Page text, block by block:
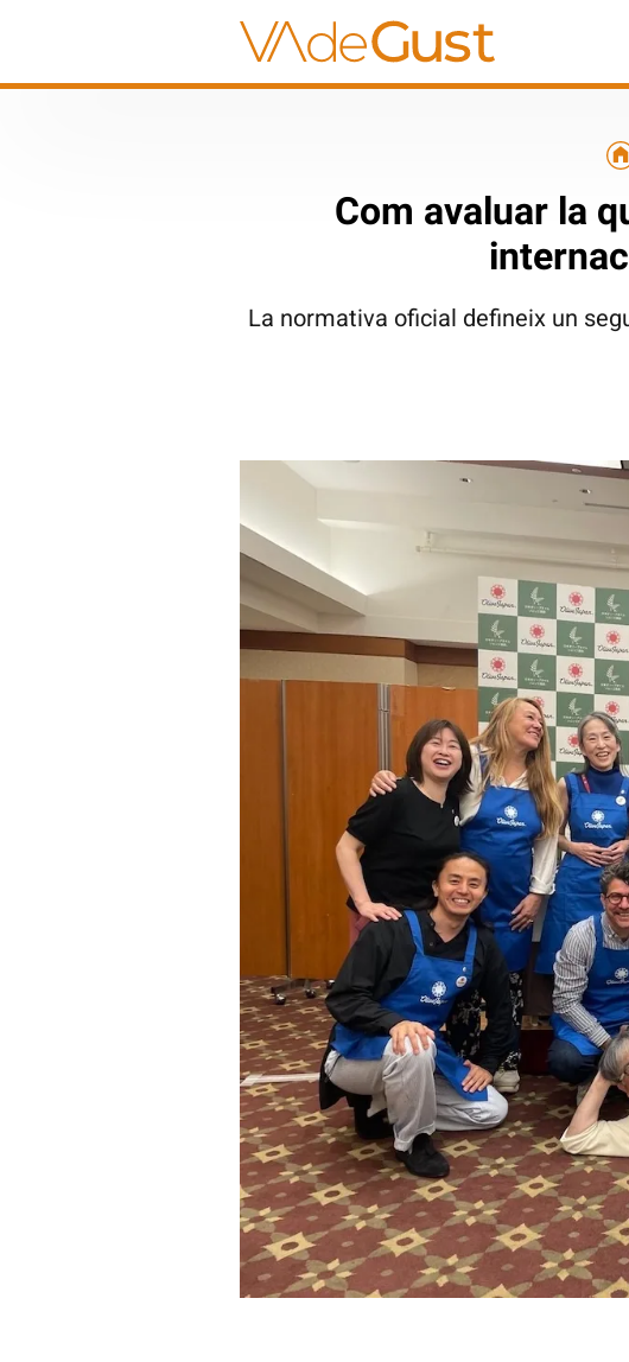
Tastadors del concurs OLIVEJAPAN25 | IRTA
Com avaluar la
La normativa oficial defineix un